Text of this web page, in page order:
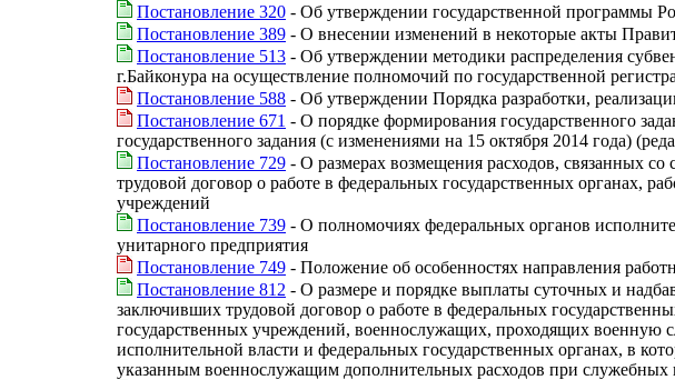
Постановление 320 - Об утверждении государственной программы
Постановление 389 - О внесении изменений в некоторые акты
Постановление 513 - Об утверждении методики распределения
г.Байконура на осуществление полномочий по государственной
Постановление 588 - Об утверждении Порядка разработки,
Постановление 671 - О порядке формирования государственного
государственного задания (с изменениями на 15 октября 2014 года)
Постановление 729 - О размерах возмещения расходов, связанных
трудовой договор о работе в федеральных государственных органах,
учреждений
Постановление 739 - О полномочиях федеральных органов
унитарного предприятия
Постановление 749 - Положение об особенностях направления
Постановление 812 - О размере и порядке выплаты суточных и
заключивших трудовой договор о работе в федеральных
государственных учреждений, военнослужащих, проходящих военную
исполнительной власти и федеральных государственных органах, в
указанным военнослужащим дополнительных расходов при служебных